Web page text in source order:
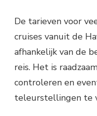
De tarieven voor
cruises vanuit de
afhankelijk van de
reis. Het is
controleren en
teleurstellingen te